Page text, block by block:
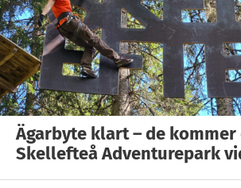
Ägarbyte klart – de
Skellefteå Adventurepark